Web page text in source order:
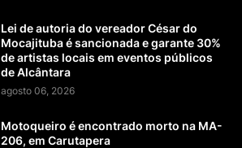
Lei de autoria do vereador César do
Mocajituba é sancionada e garante 30%
de artistas locais em eventos públicos
de Alcântara
agosto 06, 2026
Motoqueiro é encontrado morto na MA-
206, em Carutapera